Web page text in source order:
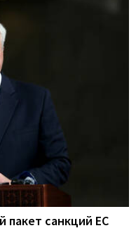
пакет санкций ЕС